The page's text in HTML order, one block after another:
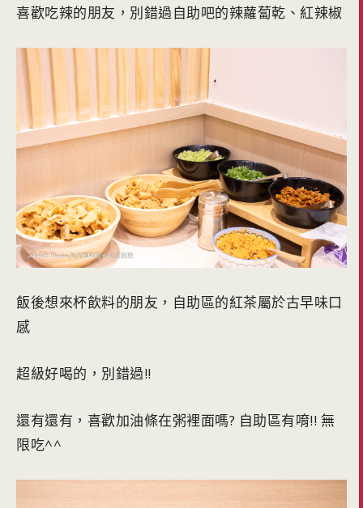
喜歡吃辣的朋友，別錯過自助吧的辣蘿蔔乾、紅辣椒
飯後想來杯飲料的朋友，自助區的紅茶屬於古早味口
感
超級好喝的，別錯過!!
還有還有，喜歡加油條在粥裡面嗎? 自助區有唷!! 無
限吃^^